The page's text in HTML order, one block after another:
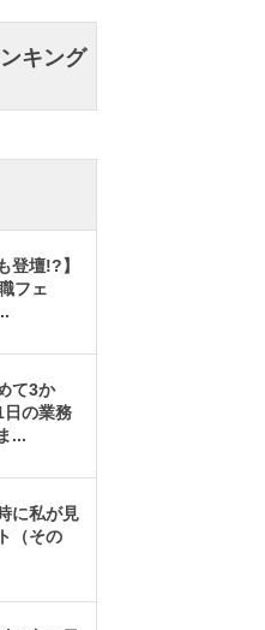
キング
登壇!?】
フェ
て3か
日の業務
...
に私が見
（その